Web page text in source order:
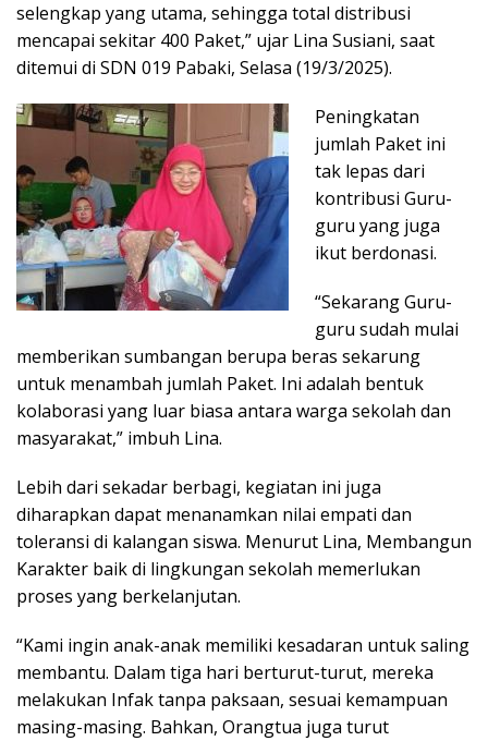
selengkap yang utama, sehingga total distribusi
mencapai sekitar 400 Paket,” ujar Lina Susiani, saat
ditemui di SDN 019 Pabaki, Selasa (19/3/2025).
Peningkatan
jumlah Paket ini
tak lepas dari
kontribusi Guru-
guru yang juga
ikut berdonasi.
“Sekarang Guru-
guru sudah mulai
memberikan sumbangan berupa beras sekarung
untuk menambah jumlah Paket. Ini adalah bentuk
kolaborasi yang luar biasa antara warga sekolah dan
masyarakat,” imbuh Lina.
Lebih dari sekadar berbagi, kegiatan ini juga
diharapkan dapat menanamkan nilai empati dan
toleransi di kalangan siswa. Menurut Lina, Membangun
Karakter baik di lingkungan sekolah memerlukan
proses yang berkelanjutan.
“Kami ingin anak-anak memiliki kesadaran untuk saling
membantu. Dalam tiga hari berturut-turut, mereka
melakukan Infak tanpa paksaan, sesuai kemampuan
masing-masing. Bahkan, Orangtua juga turut